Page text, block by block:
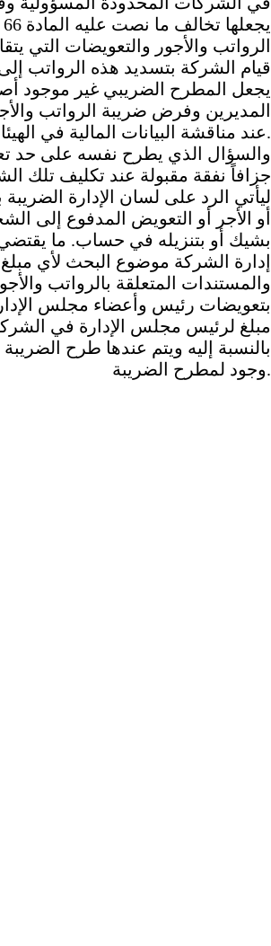
الرواتب والأجور والتعويضات
قيام الشركة بتسديد هذه الرواتب
يجعل المطرح الضريبي غير موجود
المديرين وفرض ضريبة الرواتب
عند مناقشة البيانات المالية في الهيئات العامة للشركات.
والسؤال الذي يطرح نفسه على حد
جزافاً نفقة مقبولة عند تكليف تلك
ليأتي الرد على لسان الإدارة
أو الأجر أو التعويض المدفوع إلى
بشيك أو بتنزيله في حساب. ما
إدارة الشركة موضوع البحث لأي
والمستندات المتعلقة بالرواتب
بتعويضات رئيس وأعضاء مجلس
مبلغ لرئيس مجلس الإدارة في
بالنسبة إليه ويتم عندها طرح
وجود لمطرح الضريبة.